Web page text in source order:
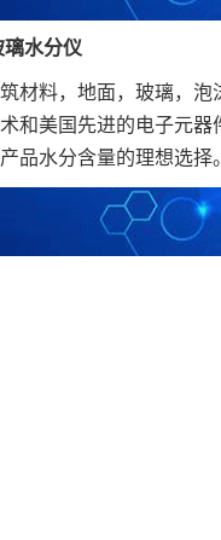
水分仪
材料，地面，玻璃，
和美国先进的电子元
品水分含量的理想选择。